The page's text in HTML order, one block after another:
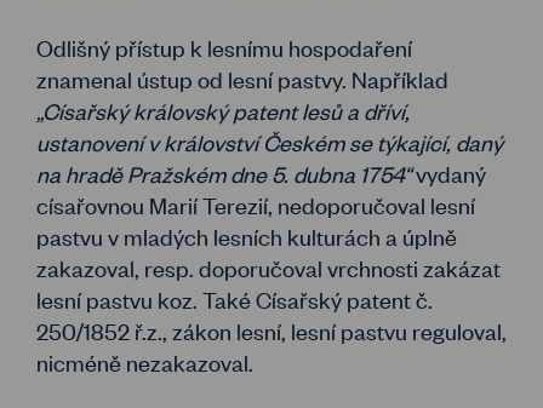
Odlišný přístup k lesnímu hospodaření
znamenal ústup od lesní pastvy. Například
„Císařský královský patent lesů a dříví,
ustanovení v království Českém se týkající, daný
na hradě Pražském dne 5. dubna 1754“vydaný
císařovnou Marií Terezií, nedoporučoval lesní
pastvu v mladých lesních kulturách a úplně
zakazoval, resp. doporučoval vrchnosti zakázat
lesní pastvu koz. Také Císařský patent č.
250/1852 ř.z., zákon lesní, lesní pastvu reguloval,
nicméně nezakazoval.